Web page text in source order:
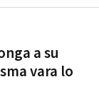
a su
vara lo